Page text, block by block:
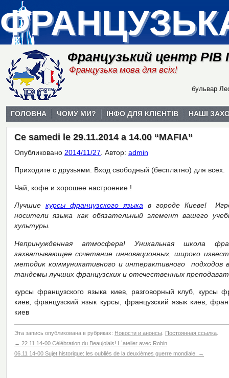
Французький центр
Французька мова для всіх!
бульвар
ГОЛОВНА ЧОМУ МИ? ІНФО ДЛЯ КЛІЄНТІВ НАШІ
Ce samedi le 29.11.2014 a 14.00 “MAFIA”
Опубликовано 2014/11/27 Автор: admin
Приходите с друзьями. Вход свободный (бесплатно) для всех.
Чай, кофе и хорошее настроение !
Лучшие курсы французского языка в городе Киеве!
носители языка как обязательный элемент вашего
культуры.
Непринужденная атмосфера! Уникальная школа
захватывающее сочетание инновационных, широко
методик коммуникативного и интерактивного подходов
тандемы лучших французских и отечественных
курсы французского языка киев, разговорный клуб, курсы
киев, французский язык курсы, французский язык киев,
киев
Эта запись опубликована в рубриках: Новости и анонсы Постоянная ссылка
← 22.11 14-00 Célébration du Beaujolais! L`atelier avec Robin
06.11 14-00 Sujet historique: les oubliés de la deuxièmes guerre mondiale.
→